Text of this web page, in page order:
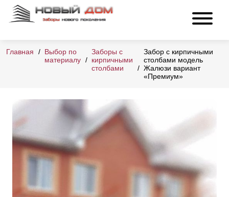
Главная
Выбор по
материалу
Заборы с
кирпичными
столбами
Забор с кирпичными
столбами модель
Жалюзи вариант
«Премиум»